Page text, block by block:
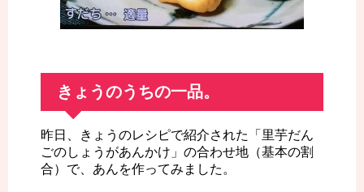
きょうのうちの一品。
昨日、きょうのレシピで紹介された「里芋だん
ごのしょうがあんかけ」の合わせ地（基本の割
合）で、あんを作ってみました。